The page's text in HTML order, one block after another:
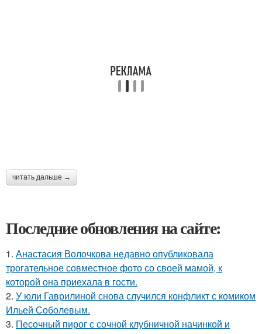
читать дальше →
Последние обновления на сайте:
1. Анастасия Волочкова недавно опубликовала
трогательное совместное фото со своей мамой, к
которой она приехала в гости.
2. У юли Гаврилиной снова случился конфликт с комиком
Ильей Соболевым.
3. Песочный пирог с сочной клубничной начинкой и